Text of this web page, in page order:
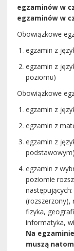
egzaminów w
egzaminów w
Obowiązkowe
egzamin z
egzamin z
poziomu)‎
Obowiązkowe
egzamin z
egzamin z
egzamin z
podstawowym)‎
egzamin z
poziomie
(rozszerzony),
fizyka,
informatyka,
Na
muszą